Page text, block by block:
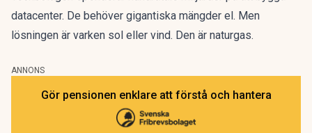
datacenter. De behöver gigantiska mängder el. Men
lösningen är varken sol eller vind. Den är naturgas.
ANNONS
Gör pensionen enklare att förstå och hantera